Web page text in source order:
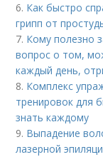
6. Как быстро
грипп от
7. Кому полезно
вопрос о том,
каждый день,
8. Комплекс
тренировок для
знать каждому
9. Выпадение
лазерной